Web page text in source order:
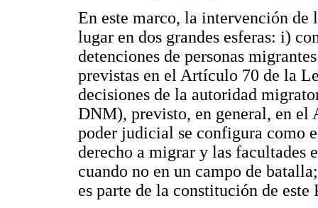
En este marco, la intervención
lugar en dos grandes esferas: i)
detenciones de personas
previstas en el Artículo 70 de la
decisiones de la autoridad
DNM), previsto, en general, en el
poder judicial se configura como
derecho a migrar y las facultades
cuando no en un campo de
es parte de la constitución de este